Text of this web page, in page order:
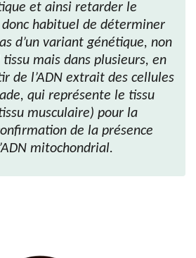
et ainsi retarder le
habituel de déterminer
d’un variant génétique, non
tissu mais dans plusieurs, en
de l’ADN extrait des cellules
qui représente le tissu
musculaire) pour la
de la présence
mitochondrial.